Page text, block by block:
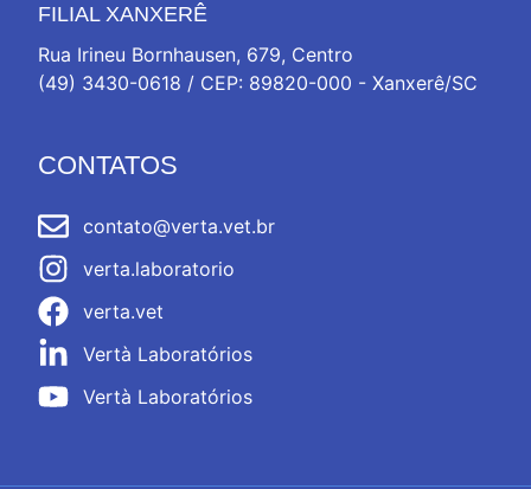
FILIAL XANXERÊ
Rua Irineu Bornhausen, 679, Centro
(49) 3430-0618 / CEP: 89820-000 - Xanxerê/SC
CONTATOS
contato@verta.vet.br
verta.laboratorio
verta.vet
Vertà Laboratórios
Vertà Laboratórios